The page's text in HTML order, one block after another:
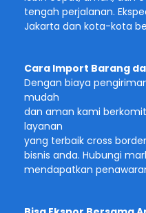
tengah perjalanan.
Jakarta dan kota-kota
Cara Import Barang
Dengan biaya
mudah
dan aman kami
layanan
yang terbaik cross
bisnis anda. Hubungi
mendapatkan